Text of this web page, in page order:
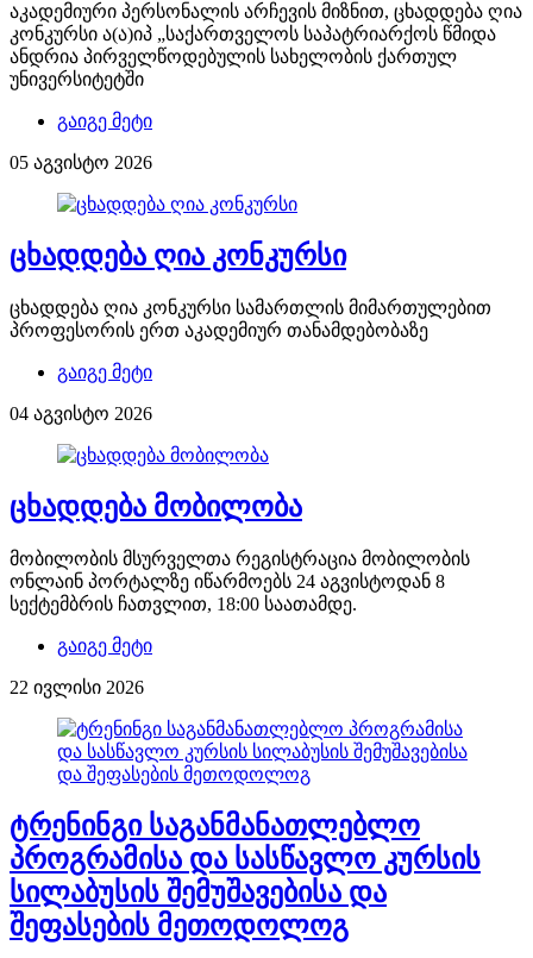
აკადემიური პერსონალის არჩევის მიზნით, ცხადდება ღია
კონკურსი ა(ა)იპ „საქართველოს საპატრიარქოს წმიდა
ანდრია პირველწოდებულის სახელობის ქართულ
უნივერსიტეტში
გაიგე მეტი
05 აგვისტო 2026
ცხადდება ღია კონკურსი
ცხადდება ღია კონკურსი სამართლის მიმართულებით
პროფესორის ერთ აკადემიურ თანამდებობაზე
გაიგე მეტი
04 აგვისტო 2026
ცხადდება მობილობა
მობილობის მსურველთა რეგისტრაცია მობილობის
ონლაინ პორტალზე იწარმოებს 24 აგვისტოდან 8
სექტემბრის ჩათვლით, 18:00 საათამდე.
გაიგე მეტი
22 ივლისი 2026
ტრენინგი საგანმანათლებლო
პროგრამისა და სასწავლო კურსის
სილაბუსის შემუშავებისა და
შეფასების მეთოდოლოგ